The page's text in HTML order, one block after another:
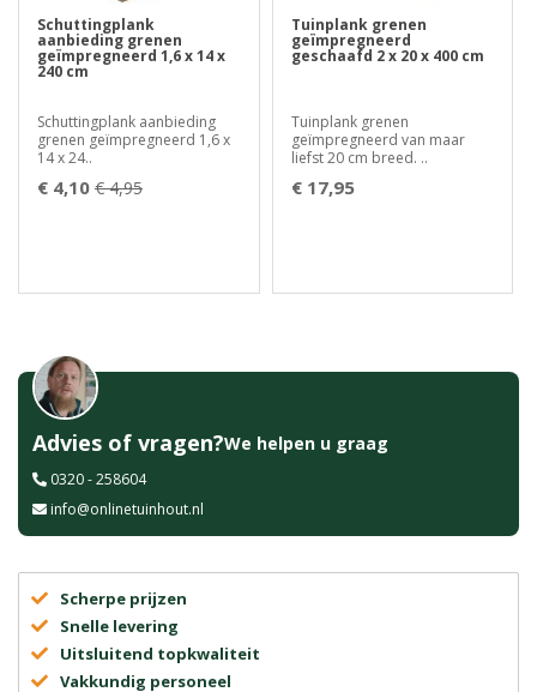
Schuttingplank
aanbieding grenen
geïmpregneerd 1,6 x 14 x
240 cm
Schuttingplank aanbieding
grenen geïmpregneerd 1,6 x
14 x 24..
€ 4,10 € 4,95
Tuinplank grenen
geïmpregneerd
geschaafd 2 x 20 x 400 cm
Tuinplank grenen
geïmpregneerd van maar
liefst 20 cm breed. ..
€ 17,95
Advies of vragen?We helpen u graag
0320 - 258604
info@onlinetuinhout.nl
Scherpe prijzen
Snelle levering
Uitsluitend topkwaliteit
Vakkundig personeel